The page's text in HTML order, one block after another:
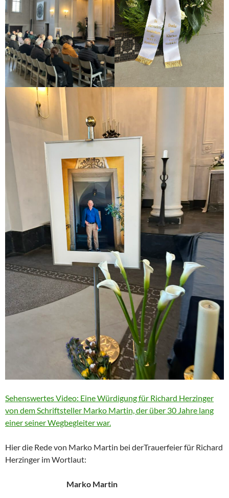
Sehenswertes Video: Eine Würdigung für Richard Herzinger
von dem Schriftsteller Marko Martin, der über 30 Jahre lang
einer seiner Wegbegleiter war.
Hier die Rede von Marko Martin bei derTrauerfeier für Richard
Herzinger im Wortlaut:
Marko Martin